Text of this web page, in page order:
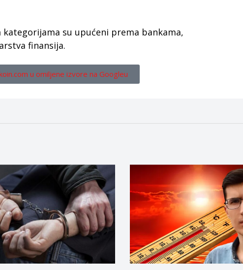
su upućeni prema bankama,
finansija.
u omiljene izvore na Googleu